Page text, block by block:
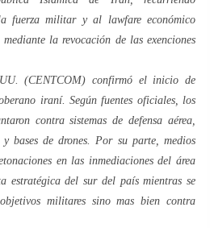
fuerza militar y al lawfareeconómico
la revocación de las exenciones
(CENTCOM) confirmó el inicio de
iraní. Según fuentes oficiales, los
contra sistemas de defensa aérea,
bases de drones. Por su parte, medios
en las inmediaciones del área
estratégica del sur del país mientras se
militares sino mas bien contra